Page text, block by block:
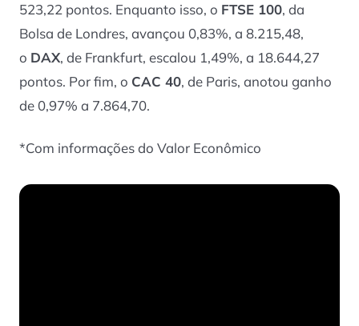
523,22 pontos. Enquanto isso, o FTSE 100, da
Bolsa de Londres, avançou 0,83%, a 8.215,48,
o DAX, de Frankfurt, escalou 1,49%, a 18.644,27
pontos. Por fim, o CAC 40, de Paris, anotou ganho
de 0,97% a 7.864,70.
*Com informações do Valor Econômico